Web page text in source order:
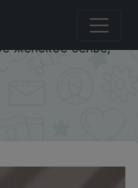
трусики,
трусики с
женское белье,